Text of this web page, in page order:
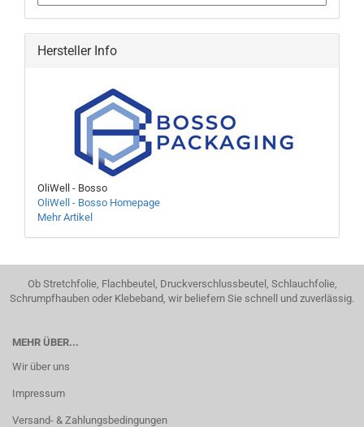
Hersteller Info
OliWell - Bosso
OliWell - Bosso Homepage
Mehr Artikel
Ob Stretchfolie, Flachbeutel, Druckverschlussbeutel, Schlauchfolie,
Schrumpfhauben oder Klebeband, wir beliefern Sie schnell und zuverlässig.
MEHR ÜBER...
Wir über uns
Impressum
Versand- & Zahlungsbedingungen